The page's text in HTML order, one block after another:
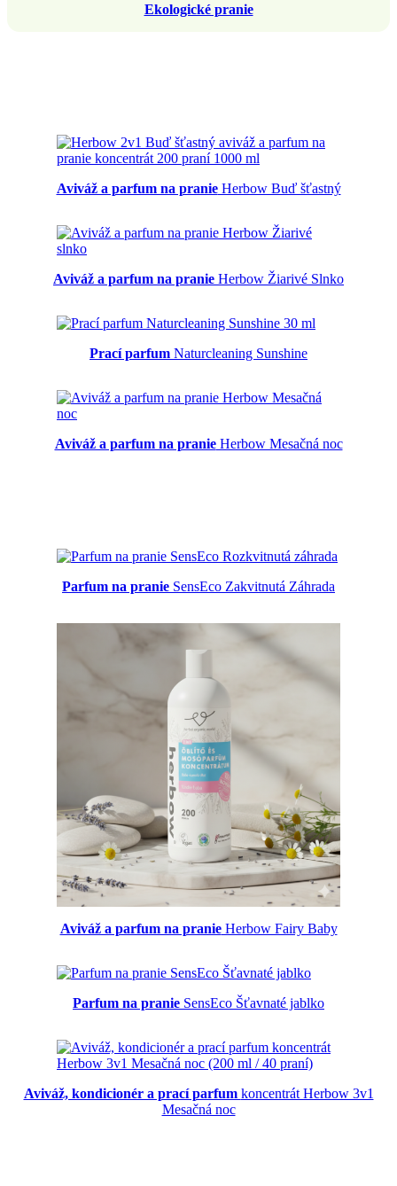
Ekologické pranie
Aviváž a parfum na pranieHerbow Buď šťastný
Aviváž a parfum na pranie Herbow Žiarivé Slnko
Prací parfum Naturcleaning Sunshine
Aviváž a parfum na pranieHerbow Mesačná noc
Parfum na pranie SensEco Zakvitnutá Záhrada
Aviváž a parfum na pranieHerbow Fairy Baby
Parfum na pranie SensEco Šťavnaté jablko
Aviváž, kondicionér a prací parfum koncentrát Herbow 3v1
Mesačná noc